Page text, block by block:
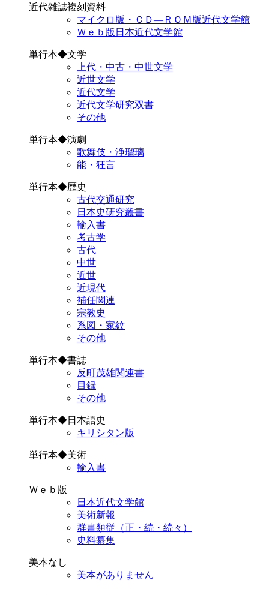
近代雑誌複刻資料
マイクロ版・ＣＤ―ＲＯＭ版近代文学館
Ｗｅｂ版日本近代文学館
単行本◆文学
上代・中古・中世文学
近世文学
近代文学
近代文学研究双書
その他
単行本◆演劇
歌舞伎・浄瑠璃
能・狂言
単行本◆歴史
古代交通研究
日本史研究叢書
輸入書
考古学
古代
中世
近世
近現代
補任関連
宗教史
系図・家紋
その他
単行本◆書誌
反町茂雄関連書
目録
その他
単行本◆日本語史
キリシタン版
単行本◆美術
輸入書
Ｗｅｂ版
日本近代文学館
美術新報
群書類従（正・続・続々）
史料纂集
美本なし
美本がありません